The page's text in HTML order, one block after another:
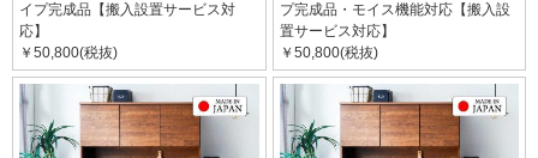
イプ完成品【搬入設置サービス対
応】
￥50,800(税抜)
プ完成品・モイス機能対応【搬入設
置サービス対応】
￥50,800(税抜)